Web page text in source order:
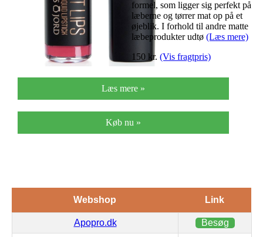
formel, som ligger sig perfekt på
læberne og tørrer mat op på et
øjeblik. I forhold til andre matte
læbeprodukter udtø (Læs mere)
150 kr. (Vis fragtpris)
Læs mere »
Køb nu »
Webshop Link
Apopro.dk Besøg